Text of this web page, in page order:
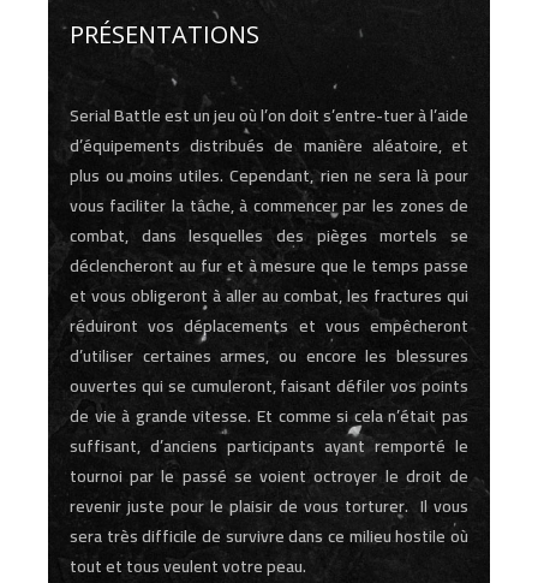
PRÉSENTATIONS
Serial Battle est un jeu où l’on doit s’entre-tuer à l’aide
d’équipements distribués de manière aléatoire, et
plus ou moins utiles. Cependant, rien ne sera là pour
vous faciliter la tâche, à commencer par les zones de
combat, dans lesquelles des pièges mortels se
déclencheront au fur et à mesure que le temps passe
et vous obligeront à aller au combat, les fractures qui
réduiront vos déplacements et vous empêcheront
d’utiliser certaines armes, ou encore les blessures
ouvertes qui se cumuleront, faisant défiler vos points
de vie à grande vitesse. Et comme si cela n’était pas
suffisant, d’anciens participants ayant remporté le
tournoi par le passé se voient octroyer le droit de
revenir juste pour le plaisir de vous torturer. Il vous
sera très difficile de survivre dans ce milieu hostile où
tout et tous veulent votre peau.